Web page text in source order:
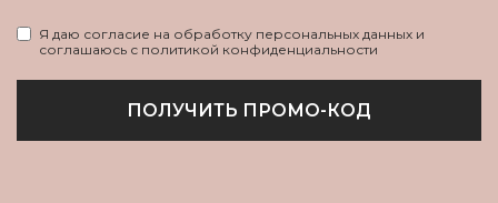
Я даю согласие на обработку персональных данных и
соглашаюсь с политикой конфиденциальности
ПОЛУЧИТЬ ПРОМО-КОД